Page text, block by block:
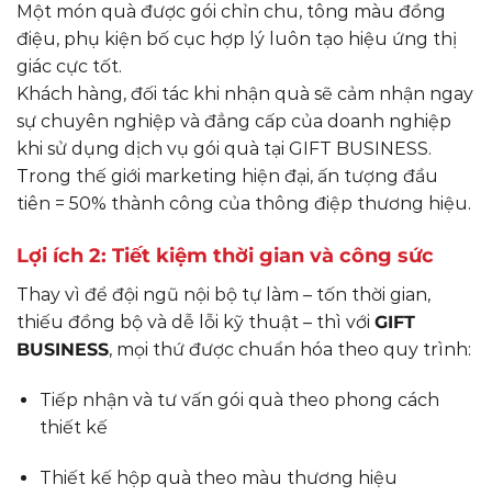
Một món quà được gói chỉn chu, tông màu đồng
điệu, phụ kiện bố cục hợp lý luôn tạo hiệu ứng thị
giác cực tốt.
Khách hàng, đối tác khi nhận quà sẽ cảm nhận ngay
sự chuyên nghiệp và đẳng cấp của doanh nghiệp
khi sử dụng dịch vụ gói quà tại GIFT BUSINESS.
Trong thế giới marketing hiện đại, ấn tượng đầu
tiên = 50% thành công của thông điệp thương hiệu.
Lợi ích 2: Tiết kiệm thời gian và công sức
Thay vì để đội ngũ nội bộ tự làm – tốn thời gian,
thiếu đồng bộ và dễ lỗi kỹ thuật – thì với GIFT
BUSINESS, mọi thứ được chuẩn hóa theo quy trình:
Tiếp nhận và tư vấn gói quà theo phong cách
thiết kế
Thiết kế hộp quà theo màu thương hiệu